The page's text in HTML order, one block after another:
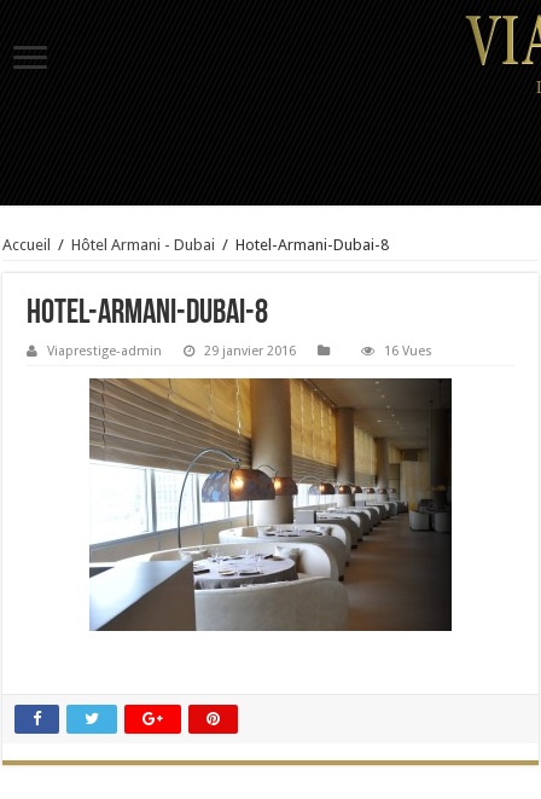
Accueil / Hôtel Armani - Dubai / Hotel-Armani-Dubai-8
Hotel-Armani-Dubai-8
Viaprestige-admin 29 janvier 2016 16 Vues